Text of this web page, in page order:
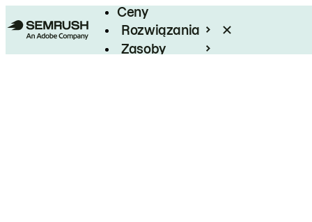
Ceny
Rozwiązania
Zasoby